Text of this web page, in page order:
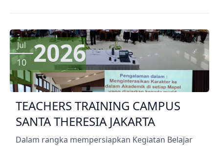
Jul
10 2026
TEACHERS TRAINING CAMPUS
SANTA THERESIA JAKARTA
Dalam rangka mempersiapkan Kegiatan Belajar